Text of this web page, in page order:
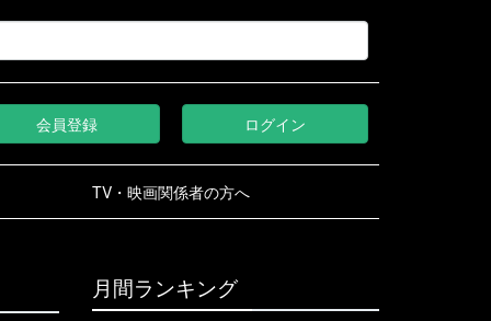
会員登録 ログイン
TV・映画関係者の方へ
月間ランキング